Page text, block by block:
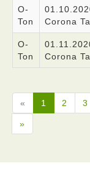
O-
Ton
Corona
O-
Ton
Corona
« 1 2 3
»